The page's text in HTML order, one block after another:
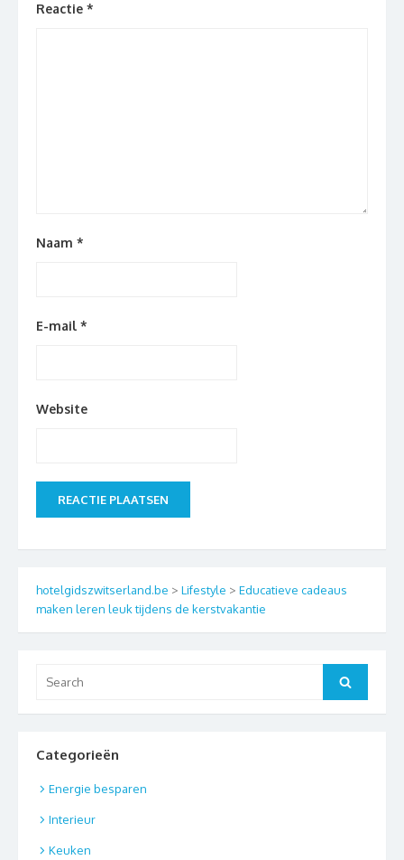
Reactie *
Naam *
E-mail *
Website
hotelgidszwitserland.be > Lifestyle > Educatieve cadeaus
maken leren leuk tijdens de kerstvakantie
for:
Search
Categorieën
Energie besparen
Interieur
Keuken